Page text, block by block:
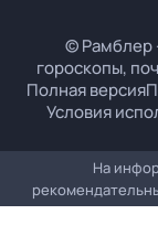
© Рамблер
гороскопы,
Полная версия
Условия
На